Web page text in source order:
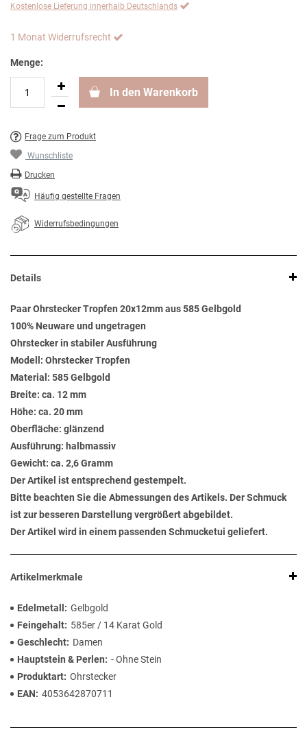
Kostenlose Lieferung innerhalb Deutschlands
1 Monat Widerrufsrecht
Menge:
In den Warenkorb
Frage zum Produkt
Wunschliste
Drucken
Häufig gestellte Fragen
Widerrufsbedingungen
Details
Paar Ohrstecker Tropfen 20x12mm aus 585 Gelbgold
100% Neuware und ungetragen
Ohrstecker in stabiler Ausführung
Modell: Ohrstecker Tropfen
Material: 585 Gelbgold
Breite: ca. 12 mm
Höhe: ca. 20 mm
Oberfläche: glänzend
Ausführung: halbmassiv
Gewicht: ca. 2,6 Gramm
Der Artikel ist entsprechend gestempelt.
Bitte beachten Sie die Abmessungen des Artikels. Der Schmuck
ist zur besseren Darstellung vergrößert abgebildet.
Der Artikel wird in einem passenden Schmucketui geliefert.
Artikelmerkmale
Edelmetall
Gelbgold
Feingehalt
585er / 14 Karat Gold
Geschlecht
Damen
Hauptstein & Perlen
- Ohne Stein
Produktart Ohrstecker
EAN
4053642870711